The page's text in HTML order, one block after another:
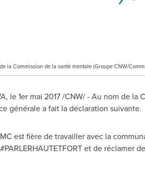
la Commission de la santé mentale (Groupe CNW/
, le 1er mai 2017 /CNW/ - Au nom de la
générale a fait la déclaration suivante.
est fière de travailler avec la
et de réclamer